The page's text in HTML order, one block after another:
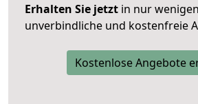
Erhalten Sie jetzt in nur
unverbindliche und kostenfreie
Kostenlose Angebote